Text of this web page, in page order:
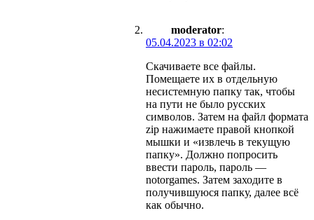
moderator:
05.04.2023 в 02:02
Скачиваете все файлы.
Помещаете их в отдельную
несистемную папку так, чтобы
на пути не было русских
символов. Затем на файл формата
zip нажимаете правой кнопкой
мышки и «извлечь в текущую
папку». Должно попросить
ввести пароль, пароль —
notorgames. Затем заходите в
получившуюся папку, далее всё
как обычно.